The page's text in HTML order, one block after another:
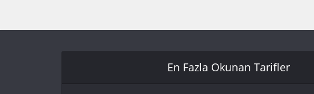
En Fazla Okunan Tarifler